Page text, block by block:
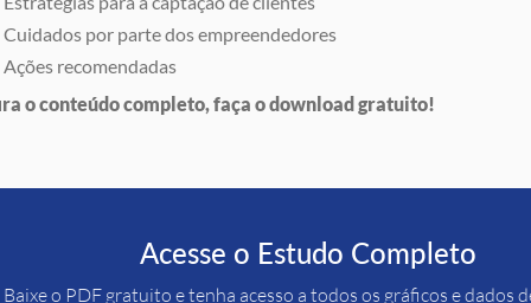
Cuidados por parte dos empreendedores
Ações recomendadas
o conteúdo completo, faça o download gratuito!
Acesse o Estudo Completo
Baixe o PDF gratuito e tenha acesso a todos os gráficos e dados